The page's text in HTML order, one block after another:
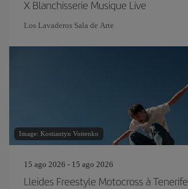
X Blanchisserie Musique Live
Los Lavaderos Sala de Arte
Image: Kostiantyn Voitenko
15 ago 2026 - 15 ago 2026
Lleides Freestyle Motocross à Tenerife